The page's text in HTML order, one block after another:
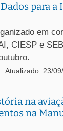
para
em
CIESP e
Atualizado: 23/
na
na